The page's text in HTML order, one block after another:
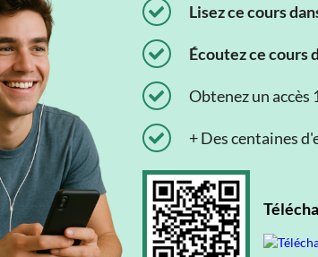
Lisez ce cours
Écoutez ce cours
Obtenez un accès
+ Des centaines